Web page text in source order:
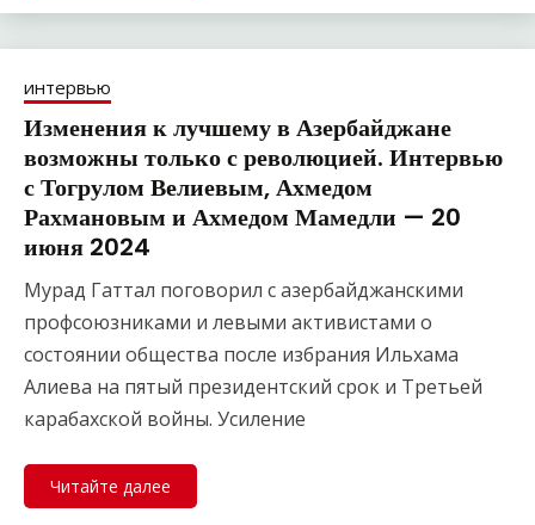
интервью
Изменения к лучшему в Азербайджане
возможны только с революцией. Интервью
с Тогрулом Велиевым, Ахмедом
Рахмановым и Ахмедом Мамедли — 20
июня 2024
Мурад Гаттал поговорил с азербайджанскими
профсоюзниками и левыми активистами о
состоянии общества после избрания Ильхама
Алиева на пятый президентский срок и Третьей
карабахской войны. Усиление
Читайте далее